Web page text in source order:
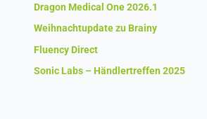
Dragon Medical One 2026.1
Weihnachtupdate zu Brainy
Fluency Direct
Sonic Labs – Händlertreffen 2025